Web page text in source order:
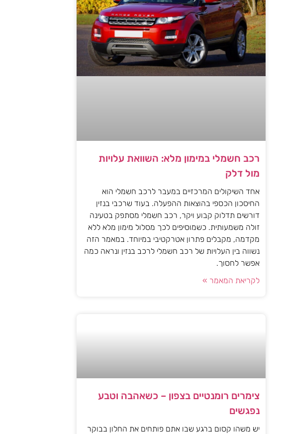
רכב חשמלי במימון מלא: השוואת עלויות
מול דלק
אחד השיקולים המרכזיים במעבר לרכב חשמלי הוא
החיסכון הכספי בהוצאות ההפעלה. בעוד שרכבי בנזין
דורשים תדלוק קבוע ויקר, רכב חשמלי מסתפק בטעינה
זולה משמעותית. כשמוסיפים לכך מסלול מימון מלא ללא
מקדמה, מקבלים פתרון אטרקטיבי במיוחד. במאמר הזה
נשווה בין העלויות של רכב חשמלי לרכב בנזין ונראה כמה
אפשר לחסוך.
לקריאת המאמר »
צימרים רומנטיים בצפון – כשאהבה וטבע
נפגשים
יש משהו קסום ברגע שבו אתם פותחים את החלון בבוקר